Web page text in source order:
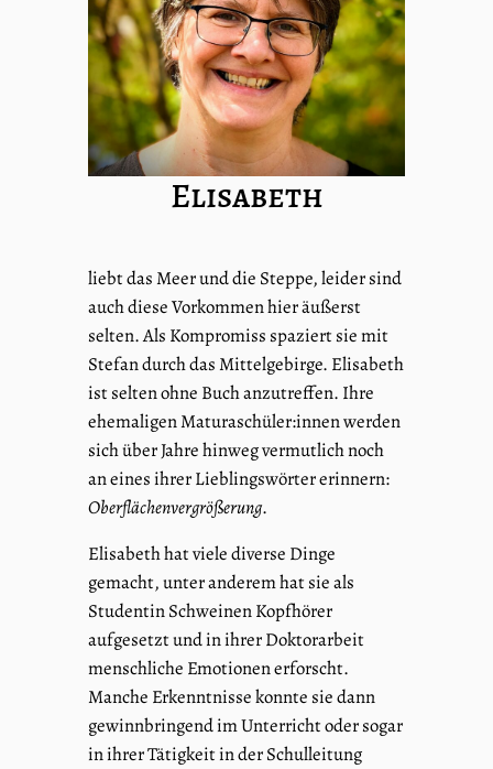
Elisabeth
liebt das Meer und die Steppe, leider sind
auch diese Vorkommen hier äußerst
selten. Als Kompromiss spaziert sie mit
Stefan durch das Mittelgebirge. Elisabeth
ist selten ohne Buch anzutreffen. Ihre
ehemaligen Maturaschüler:innen werden
sich über Jahre hinweg vermutlich noch
an eines ihrer Lieblingswörter erinnern:
Oberflächenvergrößerung.
Elisabeth hat viele diverse Dinge
gemacht, unter anderem hat sie als
Studentin Schweinen Kopfhörer
aufgesetzt und in ihrer Doktorarbeit
menschliche Emotionen erforscht.
Manche Erkenntnisse konnte sie dann
gewinnbringend im Unterricht oder sogar
in ihrer Tätigkeit in der Schulleitung